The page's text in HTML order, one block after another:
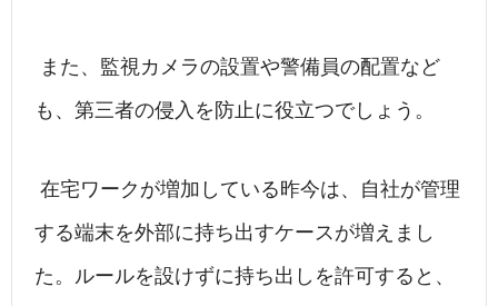
また、監視カメラの設置や警備員の配置など
も、第三者の侵入を防止に役立つでしょう。
在宅ワークが増加している昨今は、自社が管理
する端末を外部に持ち出すケースが増えまし
た。ルールを設けずに持ち出しを許可すると、